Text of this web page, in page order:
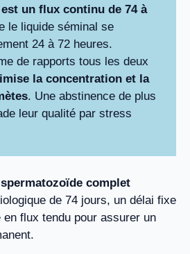
un flux continu de 74 à
le liquide séminal se
24 à 72 heures.
de rapports tous les deux
la concentration et la
. Une abstinence de plus
leur qualité par stress
complet
de 74 jours, un délai fixe
flux tendu pour assurer un